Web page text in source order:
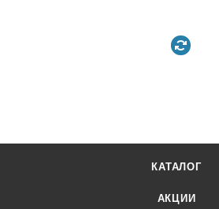
КАТАЛОГ
АКЦИИ